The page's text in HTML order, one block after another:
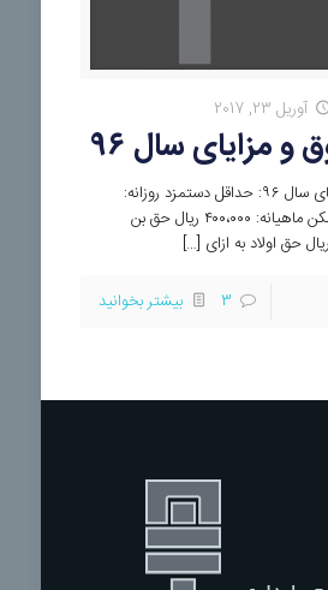
آوریل 23, 2017
مزایای سال ۹۶
حداقل دستمزد و مزایای سال ۹۶: حداقل دستمزد روزانه:
۳۰۹،۹۷۷ ریال حق مسکن ماهیانه: ۴۰۰،۰۰۰ ریال حق بن
3 بیشتر بخوانید